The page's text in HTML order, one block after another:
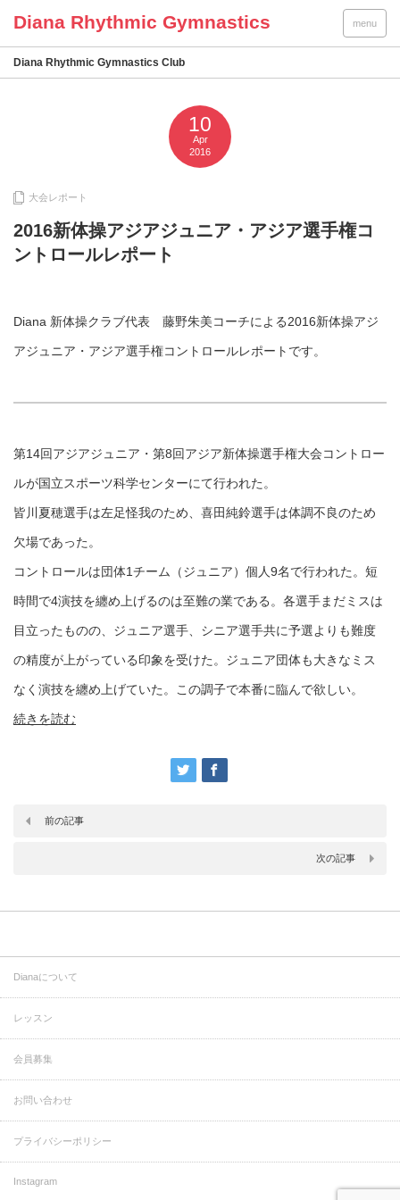
menu
Diana Rhythmic Gymnastics Club
10
Apr
2016
大会レポート
2016新体操アジアジュニア・アジア選手権コ
ントロールレポート
Diana 新体操クラブ代表 藤野朱美コーチによる2016新体操アジ
アジュニア・アジア選手権コントロールレポートです。
第14回アジアジュニア・第8回アジア新体操選手権大会コントロー
ルが国立スポーツ科学センターにて行われた。
皆川夏穂選手は左足怪我のため、喜田純鈴選手は体調不良のため
欠場であった。
コントロールは団体1チーム（ジュニア）個人9名で行われた。短
時間で4演技を纏め上げるのは至難の業である。各選手まだミスは
目立ったものの、ジュニア選手、シニア選手共に予選よりも難度
の精度が上がっている印象を受けた。ジュニア団体も大きなミス
なく演技を纏め上げていた。この調子で本番に臨んで欲しい。
続きを読む
前の記事
次の記事
Dianaについて
レッスン
会員募集
お問い合わせ
プライバシーポリシー
Instagram